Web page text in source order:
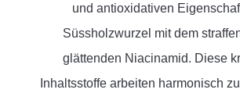
und antioxidativen
Süssholzwurzel mit dem
glättenden Niacinamid. Diese
Inhaltsstoffe arbeiten harmonisch